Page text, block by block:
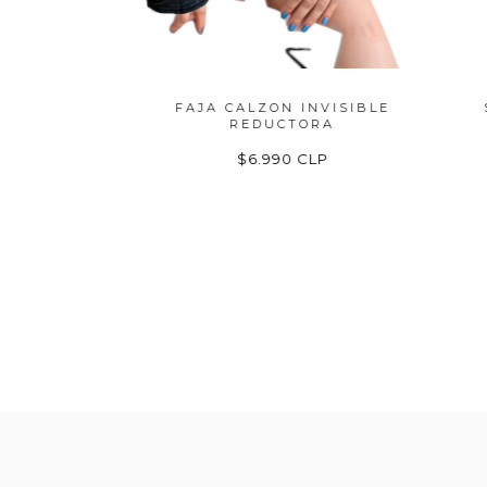
FAJA CALZON INVISIBLE
REDUCTORA
$6.990 CLP